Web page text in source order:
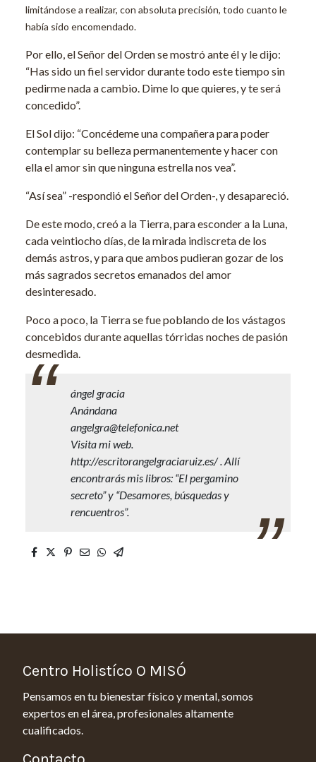
limitándose a realizar, con absoluta precisión, todo cuanto le
había sido encomendado.
Por ello, el Señor del Orden se mostró ante él y le dijo:
“Has sido un fiel servidor durante todo este tiempo sin
pedirme nada a cambio. Dime lo que quieres, y te será
concedido”.
El Sol dijo: “Concédeme una compañera para poder
contemplar su belleza permanentemente y hacer con
ella el amor sin que ninguna estrella nos vea”.
“Así sea” -respondió el Señor del Orden-, y desapareció.
De este modo, creó a la Tierra, para esconder a la Luna,
cada veintiocho días, de la mirada indiscreta de los
demás astros, y para que ambos pudieran gozar de los
más sagrados secretos emanados del amor
desinteresado.
Poco a poco, la Tierra se fue poblando de los vástagos
concebidos durante aquellas tórridas noches de pasión
desmedida.
ángel gracia
Anándana
angelgra@telefonica.net
Visita mi web.
http://escritorangelgraciaruiz.es/ . Allí
encontrarás mis libros: “El pergamino
secreto” y “Desamores, búsquedas y
rencuentros”.
Centro Holistíco O MISÓ
Pensamos en tu bienestar físico y mental, somos
expertos en el área, profesionales altamente
cualificados.